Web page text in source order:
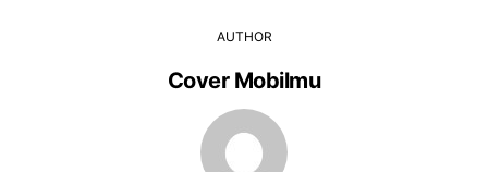
AUTHOR
Cover Mobilmu